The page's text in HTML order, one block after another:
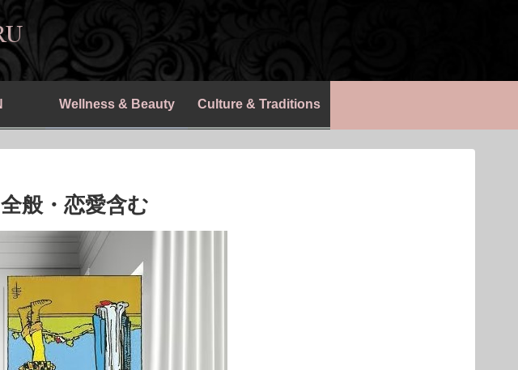
Wellness & Beauty Culture & Traditions
般・恋愛含む